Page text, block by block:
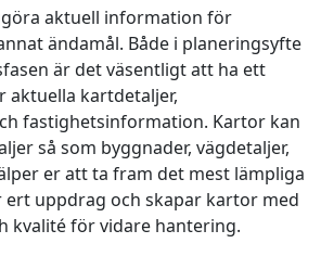
aktuell information för
ändamål. Både i planeringsyfte
är det väsentligt att ha ett
aktuella kartdetaljer,
fastighetsinformation. Kartor kan
så som byggnader, vägdetaljer,
er att ta fram det mest lämpliga
uppdrag och skapar kartor med
kvalité för vidare hantering.